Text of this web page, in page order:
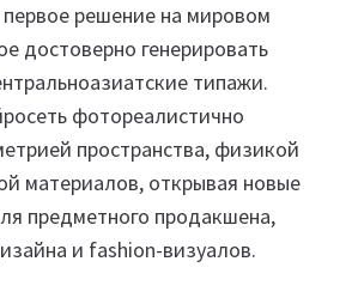
решение на мировом
достоверно генерировать
типажи.
фотореалистично
пространства, физикой
материалов, открывая новые
предметного продакшена,
и fashion-визуалов.